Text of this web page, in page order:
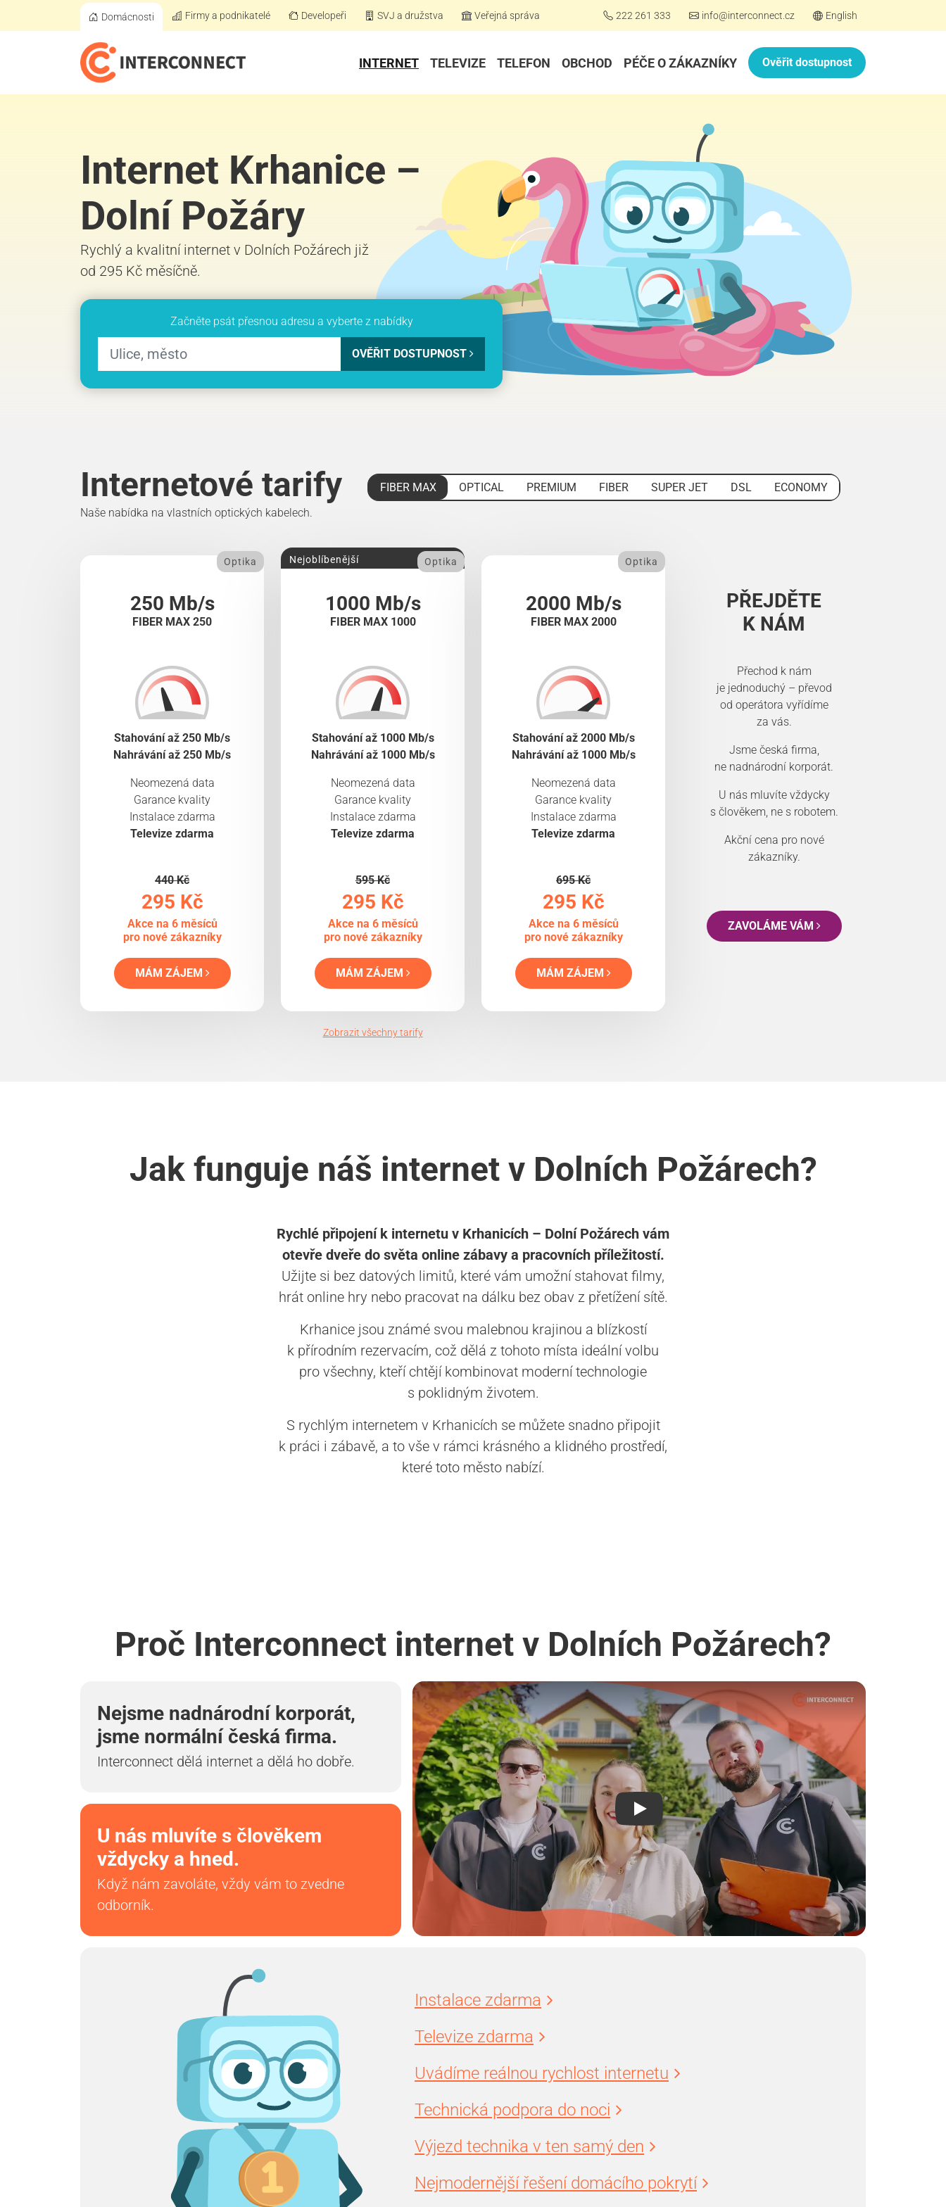
Domácnosti Firmy a podnikatelé Developeři SVJ a družstva Veřejná správa 222 261 333 info@interconnect.cz English
INTERNET TELEVIZE TELEFON OBCHOD PÉČE O ZÁKAZNÍKY Ověřit dostupnost
Internet Krhanice –
Dolní Požáry
Rychlý a kvalitní internet v Dolních Požárech již
od 295 Kč měsíčně.
Začněte psát přesnou adresu a vyberte z nabídky
OVĚŘIT DOSTUPNOST
Internetové tarify FIBER MAX OPTICAL PREMIUM FIBER SUPER JET DSL
ECONOMY
Naše nabídka na vlastních optických kabelech.
250 Mb/s
FIBER MAX 250
Optika
Stahování až 250 Mb/s
Nahrávání až 250 Mb/s
Neomezená data
Garance kvality
Instalace zdarma
Televize zdarma
440 Kč
295 Kč
Akce na 6 měsíců
pro nové zákazníky
MÁM ZÁJEM
1000 Mb/s
FIBER MAX 1000
Nejoblíbenější Optika
Stahování až 1000 Mb/s
Nahrávání až 1000 Mb/s
Neomezená data
Garance kvality
Instalace zdarma
Televize zdarma
595 Kč
295 Kč
Akce na 6 měsíců
pro nové zákazníky
MÁM ZÁJEM
2000 Mb/s
FIBER MAX 2000
Optika
Stahování až 2000 Mb/s
Nahrávání až 1000 Mb/s
Neomezená data
Garance kvality
Instalace zdarma
Televize zdarma
695 Kč
295 Kč
Akce na 6 měsíců
pro nové zákazníky
MÁM ZÁJEM
PŘEJDĚTE
K NÁM
Přechod k nám
je jednoduchý – převod
od operátora vyřídíme
za vás.
Jsme česká firma,
ne nadnárodní korporát.
U nás mluvíte vždycky
s člověkem, ne s robotem.
Akční cena pro nové
zákazníky.
ZAVOLÁME VÁM
Zobrazit všechny tarify
Jak funguje náš internet v Dolních Požárech?
Rychlé připojení k internetu v Krhanicích – Dolní Požárech vám
otevře dveře do světa online zábavy a pracovních příležitostí.
Užijte si bez datových limitů, které vám umožní stahovat filmy,
hrát online hry nebo pracovat na dálku bez obav z přetížení sítě.
Krhanice jsou známé svou malebnou krajinou a blízkostí
k přírodním rezervacím, což dělá z tohoto místa ideální volbu
pro všechny, kteří chtějí kombinovat moderní technologie
s poklidným životem.
S rychlým internetem v Krhanicích se můžete snadno připojit
k práci i zábavě, a to vše v rámci krásného a klidného prostředí,
které toto město nabízí.
Proč Interconnect internet v Dolních Požárech?
Nejsme nadnárodní korporát,
jsme normální česká firma.
Interconnect dělá internet a dělá ho dobře.
U nás mluvíte s člověkem
vždycky a hned.
Když nám zavoláte, vždy vám to zvedne
odborník.
Instalace zdarma
Televize zdarma
Uvádíme reálnou rychlost internetu
Technická podpora do noci
Výjezd technika v ten samý den
Nejmodernější řešení domácího pokrytí